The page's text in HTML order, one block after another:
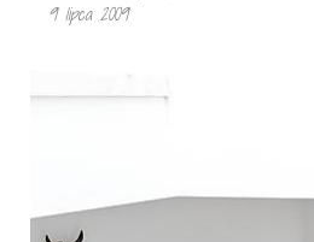
9 lipca 2009